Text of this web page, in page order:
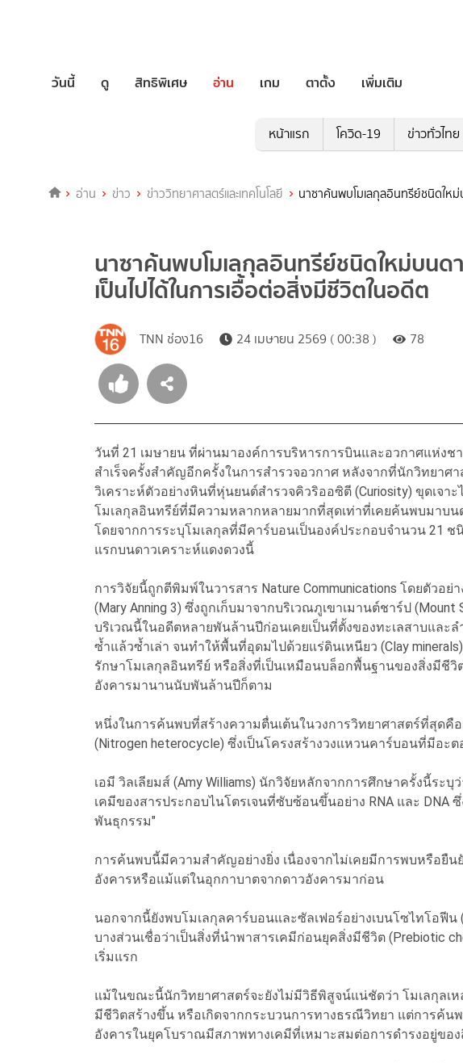
วันนี้ ดู สิทธิพิเศษ อ่าน เกม ตาตั้ง เพิ่มเติม
หน้าแรก โควิด-19 ข่าวทั่วไทย
อ่าน ข่าว ข่าววิทยาศาสตร์และเทคโนโลยี นาซาค้นพบโมเลกุลอินทรีย์ชนิดให
นาซาค้นพบโมเลกุลอินทรีย์ชนิดใหม่บน
เป็นไปได้ในการเอื้อต่อสิ่งมีชีวิตในอดีต
TNN ช่อง16 24 เมษายน 2569 ( 00:38 ) 78
วันที่ 21 เมษายน ที่ผ่านมาองค์การบริหารการบินและอวกาศแห่งช
สำเร็จครั้งสำคัญอีกครั้งในการสำรวจอวกาศ หลังจากที่นักวิทยาศ
วิเคราะห์ตัวอย่างหินที่หุ่นยนต์สำรวจคิวริออซิตี (Curiosity) ขุดเจา
โมเลกุลอินทรีย์ที่มีความหลากหลายมากที่สุดเท่าที่เคยค้นพบมาบน
โดยจากการระบุโมเลกุลที่มีคาร์บอนเป็นองค์ประกอบจำนวน 21
แรกบนดาวเคราะห์แดงดวงนี้
การวิจัยนี้ถูกตีพิมพ์ในวารสาร Nature Communications โดยตัวอ
(Mary Anning 3) ซึ่งถูกเก็บมาจากบริเวณภูเขาเมานต์ชาร์ป
บริเวณนี้ในอดีตหลายพันล้านปีก่อนเคยเป็นที่ตั้งของทะเลสาบและ
ซ้ำแล้วซ้ำเล่า จนทำให้พื้นที่อุดมไปด้วยแร่ดินเหนียว (Clay
รักษาโมเลกุลอินทรีย์ หรือสิ่งที่เป็นเหมือนบล็อกพื้นฐานของสิ่งมีชีวิ
อังคารมานานนับพันล้านปีก็ตาม
หนึ่งในการค้นพบที่สร้างความตื่นเต้นในวงการวิทยาศาสตร์ที่สุดคือ
(Nitrogen heterocycle) ซึ่งเป็นโครงสร้างวงแหวนคาร์บอนที่มีอะ
เอมี วิลเลียมส์ (Amy Williams) นักวิจัยหลักจากการศึกษาครั้งนี้ระบุ
เคมีของสารประกอบไนโตรเจนที่ซับซ้อนขึ้นอย่าง RNA และ DNA
พันธุกรรม"
การค้นพบนี้มีความสำคัญอย่างยิ่ง เนื่องจากไม่เคยมีการพบหรือยื
อังคารหรือแม้แต่ในอุกกาบาตจากดาวอังคารมาก่อน
นอกจากนี้ยังพบโมเลกุลคาร์บอนและซัลเฟอร์อย่างเบนโซไทโอฟีน
บางส่วนเชื่อว่าเป็นสิ่งที่นำพาสารเคมีก่อนยุคสิ่งมีชีวิต (Prebiotic
เริ่มแรก
แม้ในขณะนี้นักวิทยาศาสตร์จะยังไม่มีวิธีพิสูจน์แน่ชัดว่า โมเลกุลเห
มีชีวิตสร้างขึ้น หรือเกิดจากกระบวนการทางธรณีวิทยา แต่การค้น
อังคารในยุคโบราณมีสภาพทางเคมีที่เหมาะสมต่อการดำรงอยู่ขอ